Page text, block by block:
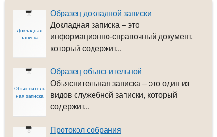
Докладная
записка
Образец докладной записки
Докладная записка – это
информационно-справочный документ,
который содержит...
Объяснитель
ная записка
Образец объяснительной
Объяснительная записка – это один из
видов служебной записки, который
содержит...
Протокол собрания